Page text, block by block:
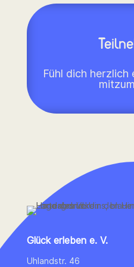
Fühl dich herzlich
Glück erleben e. V.
Uhlandstr. 46